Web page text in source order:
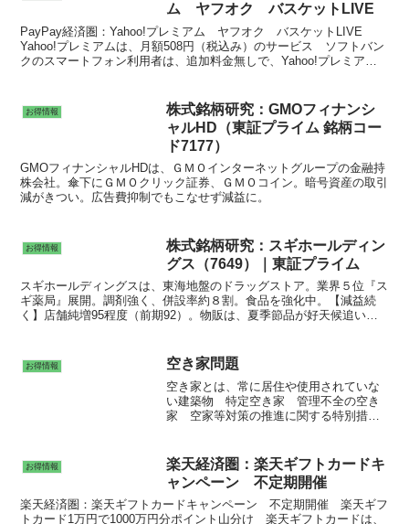
ム ヤフオク バスケットLIVE
PayPay経済圏：Yahoo!プレミアム ヤフオク バスケットLIVE
Yahoo!プレミアムは、月額508円（税込み）のサービス ソフトバン
クのスマートフォン利用者は、追加料金無しで、Yahoo!プレミアム
お得情報
株式銘柄研究：GMOフィナンシ
ャルHD（東証プライム 銘柄コー
ド7177）
GMOフィナンシャルHDは、ＧＭＯインターネットグループの金融持
株会社。傘下にＧＭＯクリック証券、ＧＭＯコイン。暗号資産の取引
減がきつい。広告費抑制でもこなせず減益に。
お得情報
株式銘柄研究：スギホールディン
グス（7649）｜東証プライム
スギホールディングスは、東海地盤のドラッグストア。業界５位『ス
ギ薬局』展開。調剤強く、併設率約８割。食品を強化中。【減益続
く】店舗純増95程度（前期92）。物販は、夏季節品が好天候追い風
持。
お得情報 空き家問題
空き家とは、常に居住や使用されていな
い建築物 特定空き家 管理不全の空き
家 空家等対策の推進に関する特別措置
→命令違反→最大50万円以下の過料→代
執行（行政による解体、確定判決なしで
費用徴収）。
お得情報
楽天経済圏：楽天ギフトカードキ
ャンペーン 不定期開催
楽天経済圏：楽天ギフトカードキャンペーン 不定期開催 楽天ギフ
トカード1万円で1000万円分ポイント山分け 楽天ギフトカードは、